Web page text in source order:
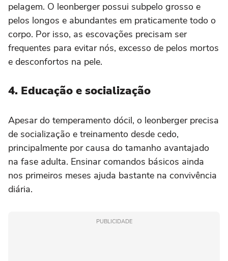
pelagem. O leonberger possui subpelo grosso e
pelos longos e abundantes em praticamente todo o
corpo. Por isso, as escovações precisam ser
frequentes para evitar nós, excesso de pelos mortos
e desconfortos na pele.
4. Educação e socialização
Apesar do temperamento dócil, o leonberger precisa
de socialização e treinamento desde cedo,
principalmente por causa do tamanho avantajado
na fase adulta. Ensinar comandos básicos ainda
nos primeiros meses ajuda bastante na convivência
diária.
PUBLICIDADE